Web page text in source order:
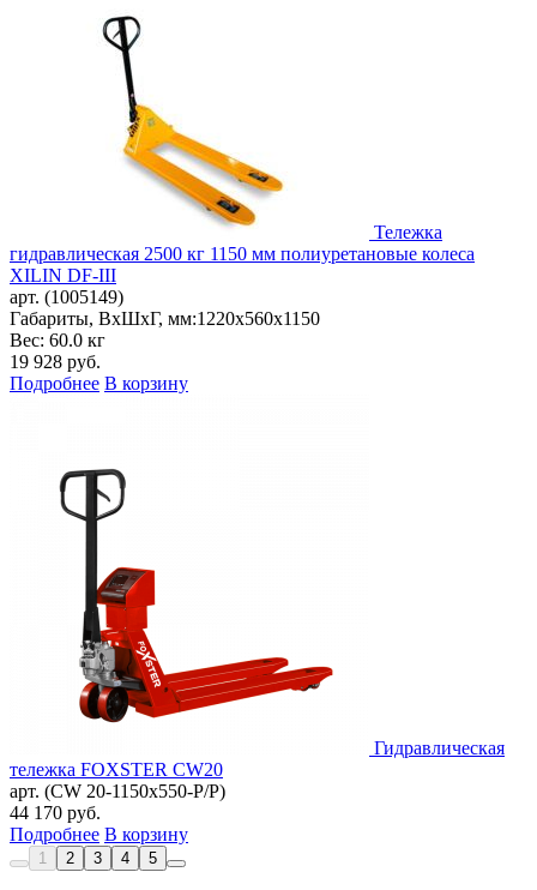
Тележка
гидравлическая 2500 кг 1150 мм полиуретановые колеса
XILIN DF-III
арт. (1005149)
Габариты, ВxШxГ, мм:1220x560x1150
Вес: 60.0 кг
19 928 руб.
Подробнее В корзину
Гидравлическая
тележка FOXSTER CW20
арт. (CW 20-1150x550-P/P)
44 170 руб.
Подробнее В корзину
1 2 3 4 5